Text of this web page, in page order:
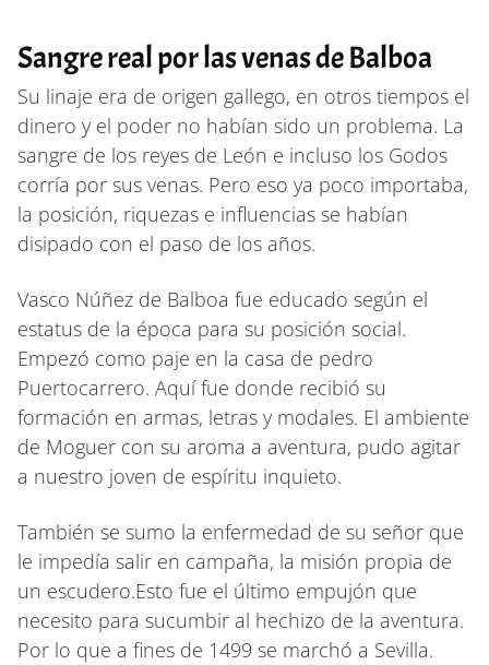
Sangre real por las venas de Balboa
Su linaje era de origen gallego, en otros tiempos el
dinero y el poder no habían sido un problema. La
sangre de los reyes de León e incluso los Godos
corría por sus venas. Pero eso ya poco importaba,
la posición, riquezas e influencias se habían
disipado con el paso de los años.
Vasco Núñez de Balboa fue educado según el
estatus de la época para su posición social.
Empezó como paje en la casa de pedro
Puertocarrero. Aquí fue donde recibió su
formación en armas, letras y modales. El ambiente
de Moguer con su aroma a aventura, pudo agitar
a nuestro joven de espíritu inquieto.
También se sumo la enfermedad de su señor que
le impedía salir en campaña, la misión propia de
un escudero.Esto fue el último empujón que
necesito para sucumbir al hechizo de la aventura.
Por lo que a fines de 1499 se marchó a Sevilla.